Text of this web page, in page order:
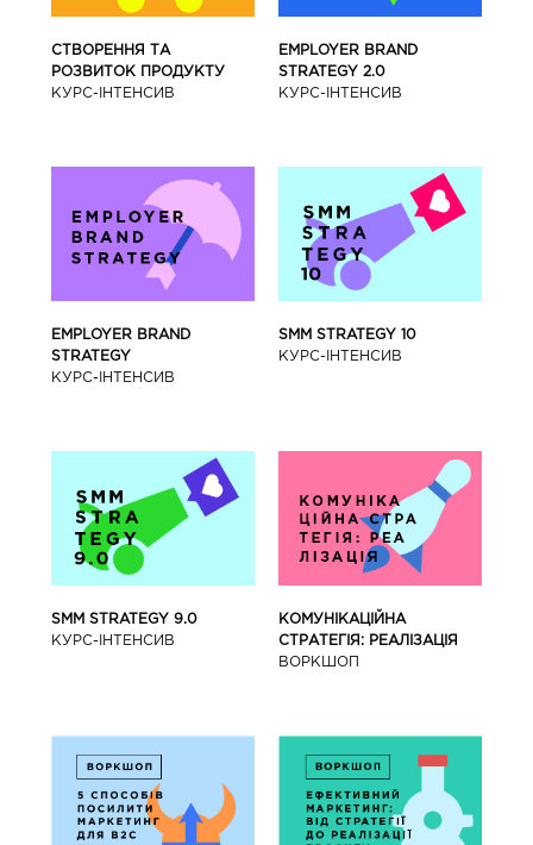
СТВОРЕННЯ ТА
РОЗВИТОК ПРОДУКТУ
КУРС-IНТЕНСИВ
EMPLOYER BRAND
STRATEGY 2.0
КУРС-IНТЕНСИВ
EMPLOYER BRAND
STRATEGY
КУРС-IНТЕНСИВ
SMM STRATEGY 10
КУРС-IНТЕНСИВ
SMM STRATEGY 9.0
КУРС-IНТЕНСИВ
КОМУНІКАЦІЙНА
СТРАТЕГІЯ: РЕАЛІЗАЦІЯ
ВОРКШОП